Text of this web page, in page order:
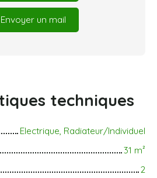
Envoyer un mail
techniques
Electrique, Radiateur/Individuel
31 m²
2